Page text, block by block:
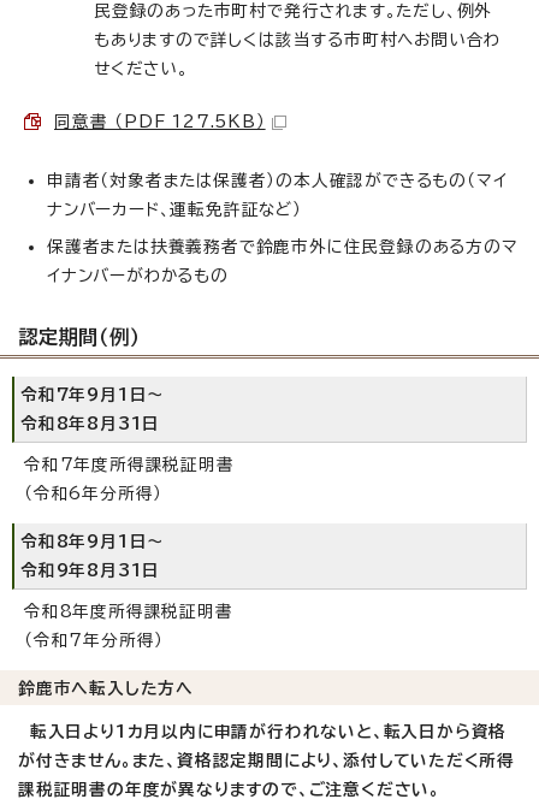
民登録のあった市町村で発行されます。ただし、例外
もありますので詳しくは該当する市町村へお問い合わ
せください。
同意書 （PDF 127.5KB）
申請者（対象者または保護者）の本人確認ができるもの（マイ
ナンバーカード、運転免許証など）
保護者または扶養義務者で鈴鹿市外に住民登録のある方のマ
イナンバーがわかるもの
認定期間（例）
令和7年9月1日～
令和8年8月31日
令和7年度所得課税証明書
（令和6年分所得）
令和8年9月1日～
令和9年8月31日
令和8年度所得課税証明書
（令和7年分所得）
鈴鹿市へ転入した方へ
転入日より1カ月以内に申請が行われないと、転入日から資格
が付きません。また、資格認定期間により、添付していただく所得
課税証明書の年度が異なりますので、ご注意ください。